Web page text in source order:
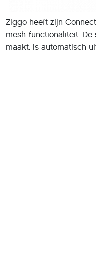
Ziggo heeft zijn
mesh-functionaliteit. De
maakt, is automatisch